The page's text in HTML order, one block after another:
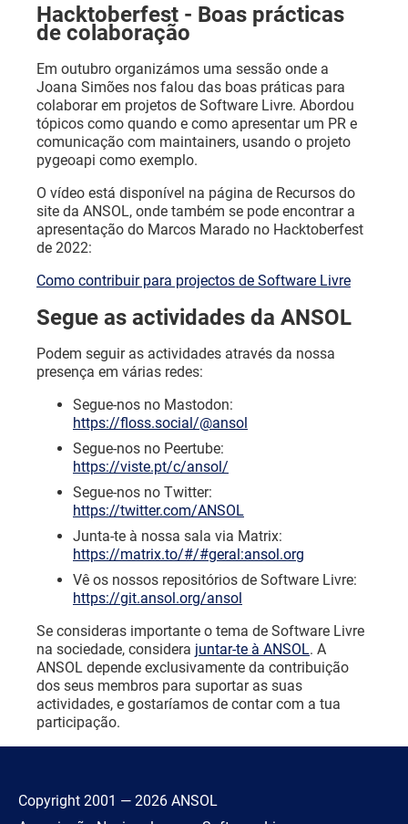
Hacktoberfest - Boas prácticas
de colaboração
Em outubro organizámos uma sessão onde a
Joana Simões nos falou das boas práticas para
colaborar em projetos de Software Livre. Abordou
tópicos como quando e como apresentar um PR e
comunicação com maintainers, usando o projeto
pygeoapi como exemplo.
O vídeo está disponível na página de Recursos do
site da ANSOL, onde também se pode encontrar a
apresentação do Marcos Marado no Hacktoberfest
de 2022:
Como contribuir para projectos de Software Livre
Segue as actividades da ANSOL
Podem seguir as actividades através da nossa
presença em várias redes:
Segue-nos no Mastodon:
https://floss.social/@ansol
Segue-nos no Peertube:
https://viste.pt/c/ansol/
Segue-nos no Twitter:
https://twitter.com/ANSOL
Junta-te à nossa sala via Matrix:
https://matrix.to/#/#geral:ansol.org
Vê os nossos repositórios de Software Livre:
https://git.ansol.org/ansol
Se consideras importante o tema de Software Livre
na sociedade, considera juntar-te à ANSOL. A
ANSOL depende exclusivamente da contribuição
dos seus membros para suportar as suas
actividades, e gostaríamos de contar com a tua
participação.
Copyright 2001 — 2026 ANSOL